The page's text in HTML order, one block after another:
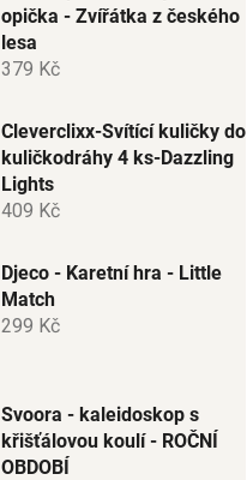
opička - Zvířátka z českého
lesa
379 Kč
Cleverclixx-Svítící kuličky do
kuličkodráhy 4 ks-Dazzling
Lights
409 Kč
Djeco - Karetní hra - Little
Match
299 Kč
Svoora - kaleidoskop s
křišťálovou koulí - ROČNÍ
OBDOBÍ